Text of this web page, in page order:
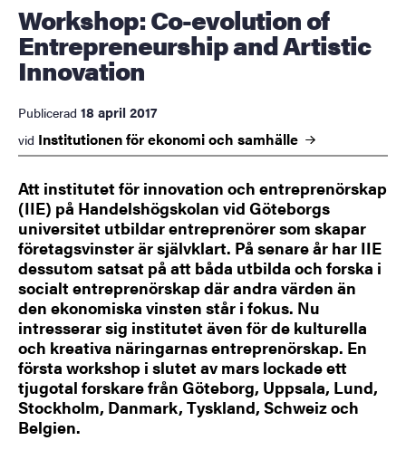
Workshop: Co-evolution of
Entrepreneurship and Artistic
Innovation
Publicerad 18 april 2017
vid Institutionen för ekonomi och samhälle
Att institutet för innovation och entreprenörskap
(IIE) på Handelshögskolan vid Göteborgs
universitet utbildar entreprenörer som skapar
företagsvinster är självklart. På senare år har IIE
dessutom satsat på att båda utbilda och forska i
socialt entreprenörskap där andra värden än
den ekonomiska vinsten står i fokus. Nu
intresserar sig institutet även för de kulturella
och kreativa näringarnas entreprenörskap. En
första workshop i slutet av mars lockade ett
tjugotal forskare från Göteborg, Uppsala, Lund,
Stockholm, Danmark, Tyskland, Schweiz och
Belgien.